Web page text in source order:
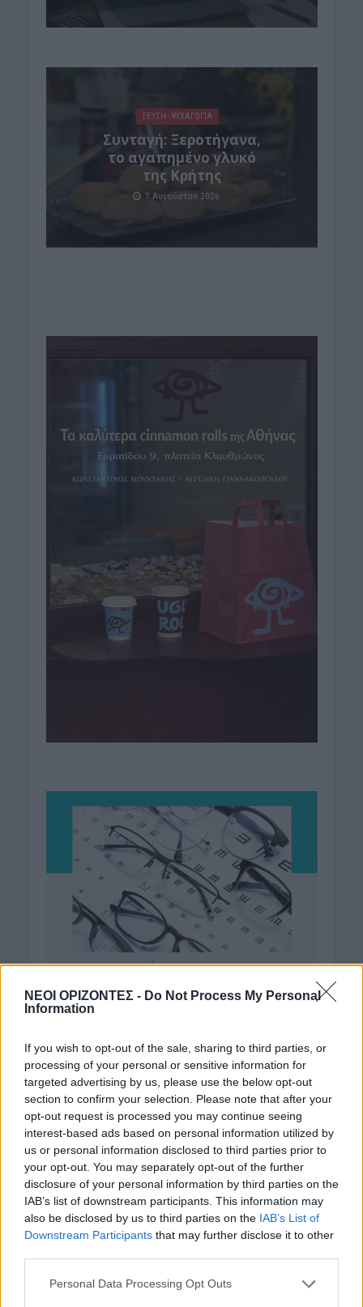
ΝΕΟΙ ΟΡΙΖΟΝΤΕΣ - Do Not Process My Personal
Information
If you wish to opt-out of the sale, sharing to third parties, or
processing of your personal or sensitive information for
targeted advertising by us, please use the below opt-out
section to confirm your selection. Please note that after your
opt-out request is processed you may continue seeing
interest-based ads based on personal information utilized by
us or personal information disclosed to third parties prior to
your opt-out. You may separately opt-out of the further
disclosure of your personal information by third parties on the
IAB’s list of downstream participants. This information may
also be disclosed by us to third parties on the IAB’s List of
Downstream Participants that may further disclose it to other
Personal Data Processing Opt Outs
ΓΕΎΣΗ - ΨΥΧΑΓΩΓΊΑ
Συνταγή: Ξεροτήγανα,
το αγαπημένο γλυκό
της Κρήτης
7 Αυγούστου 2026